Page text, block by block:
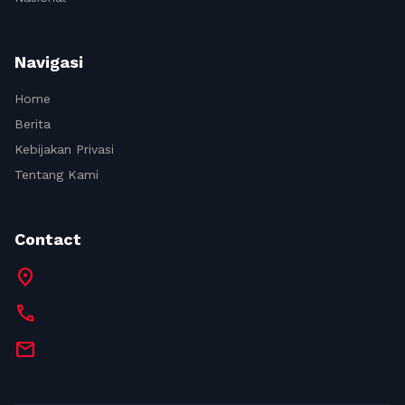
Navigasi
Home
Berita
Kebijakan Privasi
Tentang Kami
Contact
location_on
call
mail